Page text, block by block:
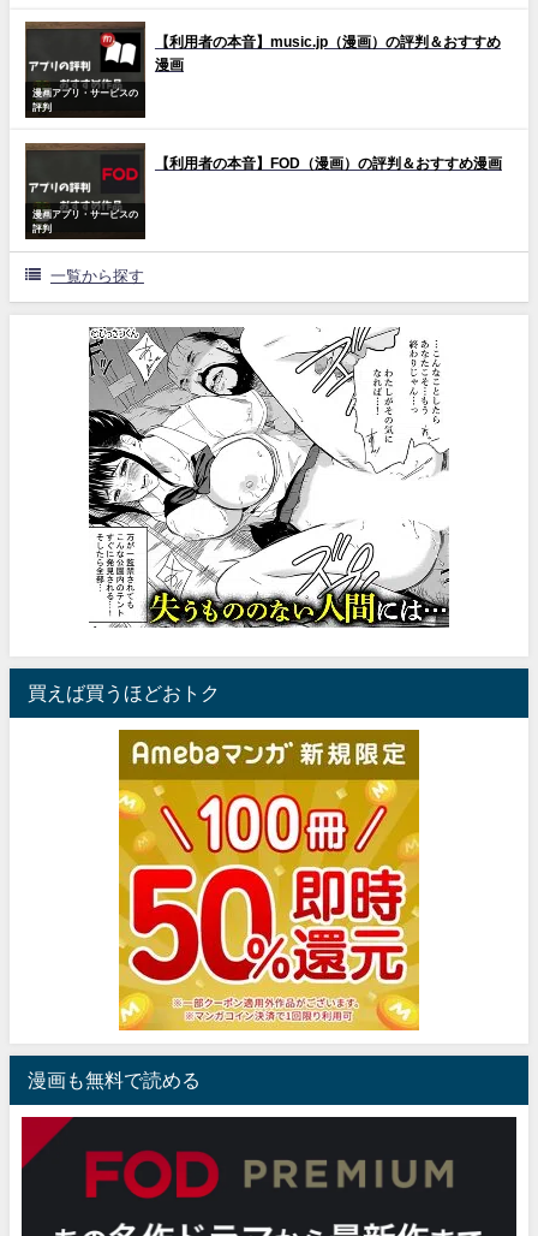
漫画アプリ・サービスの
評判
【利用者の本音】music.jp（漫画）の評判＆おすすめ
漫画
漫画アプリ・サービスの
評判
【利用者の本音】FOD（漫画）の評判＆おすすめ漫画
一覧から探す
買えば買うほどおトク
漫画も無料で読める